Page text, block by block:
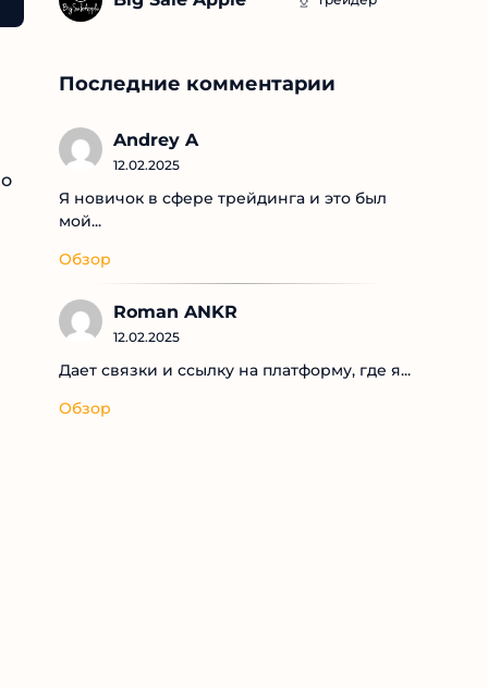
Последние комментарии
Andrey A
12.02.2025
Я новичок в сфере трейдинга и это был
мой...
Обзор
Roman ANKR
12.02.2025
Дает связки и ссылку на платформу, где я...
Обзор